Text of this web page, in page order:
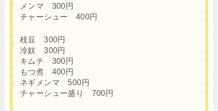
メンマ 300円
チャーシュー 400円
枝豆 300円
冷奴 300円
キムチ 300円
もつ煮 400円
ネギメンマ 500円
チャーシュー盛り 700円